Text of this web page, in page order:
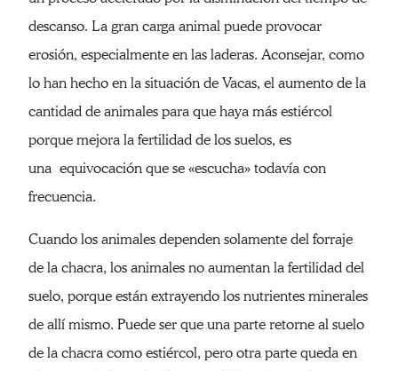
descanso. La gran carga animal puede provocar
erosión, especialmente en las laderas. Aconsejar, como
lo han hecho en la situación de Vacas, el aumento de la
cantidad de animales para que haya más estiércol
porque mejora la fertilidad de los suelos, es
una equivocación que se «escucha» todavía con
frecuencia.
Cuando los animales dependen solamente del forraje
de la chacra, los animales no aumentan la fertilidad del
suelo, porque están extrayendo los nutrientes minerales
de allí mismo. Puede ser que una parte retorne al suelo
de la chacra como estiércol, pero otra parte queda en